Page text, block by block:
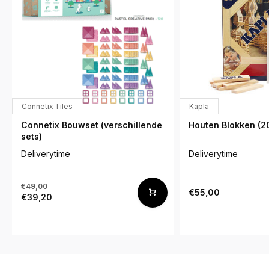
Connetix Tiles
Connetix Bouwset (verschillende
sets)
Deliverytime
€49,00
€39,20
Kapla
Houten Blokken
Deliverytime
€55,00